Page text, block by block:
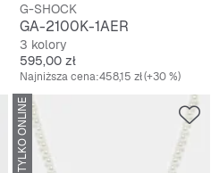
G-SHOCK
GA-2100K-1AER
3 kolory
Cena
595,00 zł
Najniższa cena:458,15 zł(+30 %)
TYLKO ONLINE